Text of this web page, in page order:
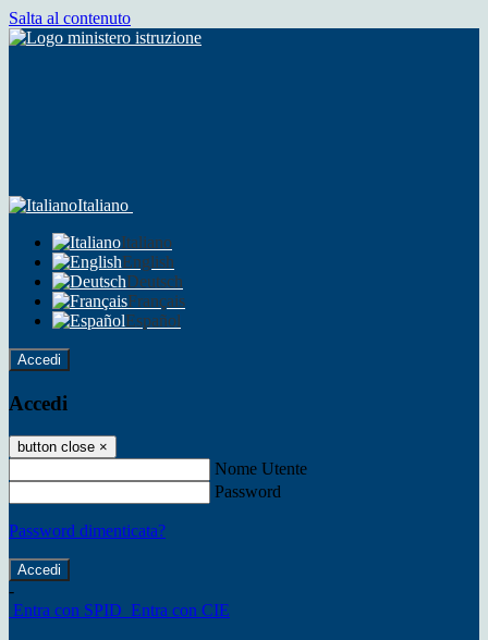
Salta al contenuto
Italiano
Italiano
English
Deutsch
Français
Español
Accedi
Accedi
button close ×
Nome Utente
Password
Password dimenticata?
-
Entra con SPID Entra con CIE